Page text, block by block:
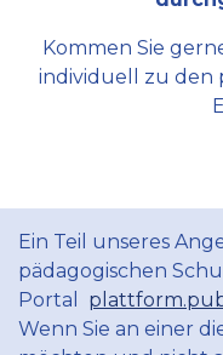
Kommen Sie
individuell zu den
Ein Teil unseres
pädagogischen
Portal
Wenn Sie an einer